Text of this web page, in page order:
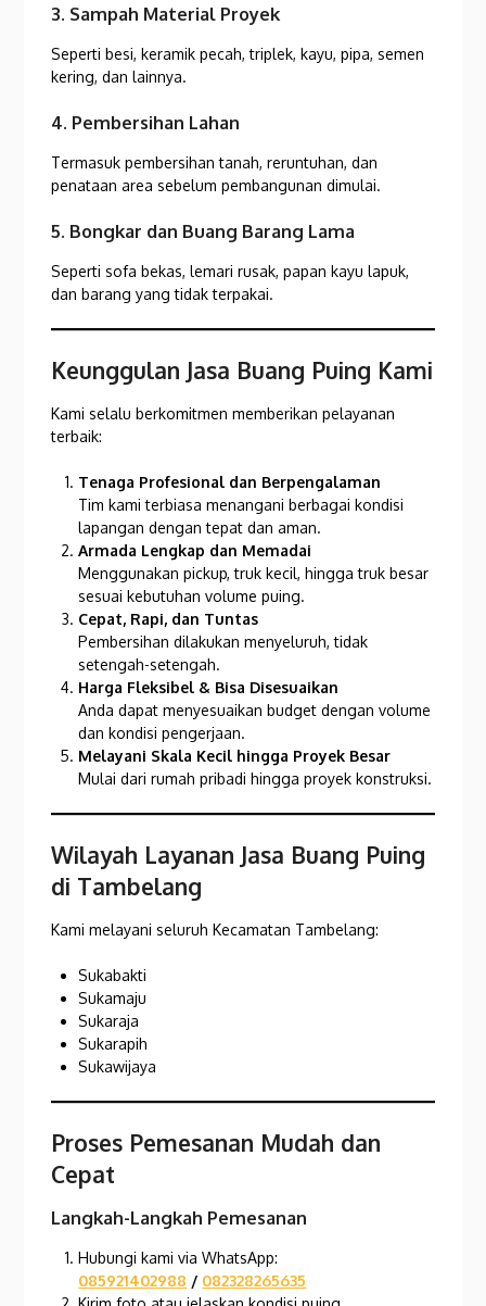
3. Sampah Material Proyek
Seperti besi, keramik pecah, triplek, kayu, pipa, semen
kering, dan lainnya.
4. Pembersihan Lahan
Termasuk pembersihan tanah, reruntuhan, dan
penataan area sebelum pembangunan dimulai.
5. Bongkar dan Buang Barang Lama
Seperti sofa bekas, lemari rusak, papan kayu lapuk,
dan barang yang tidak terpakai.
Keunggulan Jasa Buang Puing Kami
Kami selalu berkomitmen memberikan pelayanan
terbaik:
Tenaga Profesional dan Berpengalaman
Tim kami terbiasa menangani berbagai kondisi
lapangan dengan tepat dan aman.
Armada Lengkap dan Memadai
Menggunakan pickup, truk kecil, hingga truk besar
sesuai kebutuhan volume puing.
Cepat, Rapi, dan Tuntas
Pembersihan dilakukan menyeluruh, tidak
setengah-setengah.
Harga Fleksibel & Bisa Disesuaikan
Anda dapat menyesuaikan budget dengan volume
dan kondisi pengerjaan.
Melayani Skala Kecil hingga Proyek Besar
Mulai dari rumah pribadi hingga proyek konstruksi.
Wilayah Layanan Jasa Buang Puing
di Tambelang
Kami melayani seluruh Kecamatan Tambelang:
Sukabakti
Sukamaju
Sukaraja
Sukarapih
Sukawijaya
Proses Pemesanan Mudah dan
Cepat
Langkah-Langkah Pemesanan
Hubungi kami via WhatsApp:
085921402988 / 082328265635